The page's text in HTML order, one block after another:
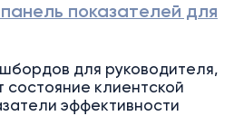
показателей для
для руководителя,
клиентской
эффективности